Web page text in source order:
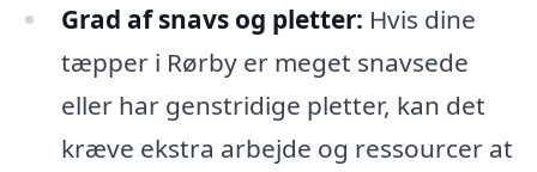
Grad af snavs og pletter: Hvis dine
tæpper i Rørby er meget snavsede
eller har genstridige pletter, kan det
kræve ekstra arbejde og ressourcer at